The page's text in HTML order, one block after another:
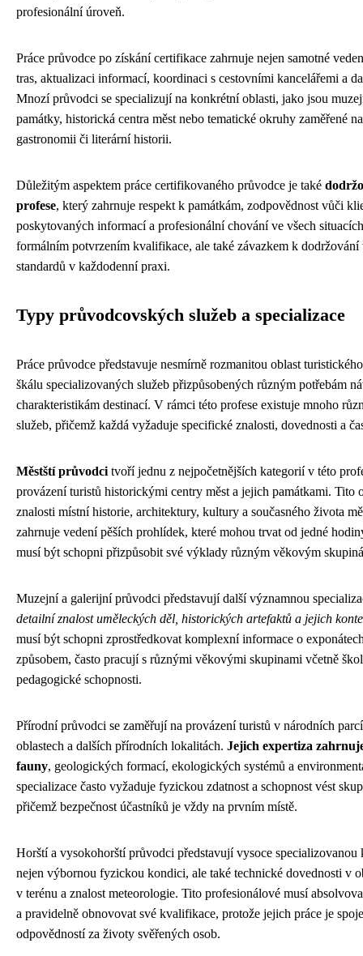
profesionální úroveň.
Práce průvodce po získání certifikace zahrnuje nejen samotné
tras, aktualizaci informací, koordinaci s cestovními kancelářemi a
Mnozí průvodci se specializují na konkrétní oblasti, jako jsou
památky, historická centra měst nebo tematické okruhy zaměřené
gastronomii či literární historii.
Důležitým aspektem práce certifikovaného průvodce je také
profese, který zahrnuje respekt k památkám, zodpovědnost vůči
poskytovaných informací a profesionální chování ve všech
formálním potvrzením kvalifikace, ale také závazkem k
standardů v každodenní praxi.
Typy průvodcovských služeb a specializace
Práce průvodce představuje nesmírně rozmanitou oblast
škálu specializovaných služeb přizpůsobených různým potřebám
charakteristikám destinací. V rámci této profese existuje mnoho
služeb, přičemž každá vyžaduje specifické znalosti, dovednosti a
Městští průvodci tvoří jednu z nejpočetnějších kategorií v této
provázení turistů historickými centry měst a jejich památkami. Tito
znalosti místní historie, architektury, kultury a současného života
zahrnuje vedení pěších prohlídek, které mohou trvat od jedné
musí být schopni přizpůsobit své výklady různým věkovým
Muzejní a galerijní průvodci představují další významnou
detailní znalost uměleckých děl, historických artefaktů a jejich
musí být schopni zprostředkovat komplexní informace o
způsobem, často pracují s různými věkovými skupinami včetně
pedagogické schopnosti.
Přírodní průvodci se zaměřují na provázení turistů v národních
oblastech a dalších přírodních lokalitách. Jejich expertiza
fauny, geologických formací, ekologických systémů a
specializace často vyžaduje fyzickou zdatnost a schopnost vést
přičemž bezpečnost účastníků je vždy na prvním místě.
Horští a vysokohorští průvodci představují vysoce specializovanou
nejen výbornou fyzickou kondici, ale také technické dovednosti v
v terénu a znalost meteorologie. Tito profesionálové musí
a pravidelně obnovovat své kvalifikace, protože jejich práce je
odpovědností za životy svěřených osob.